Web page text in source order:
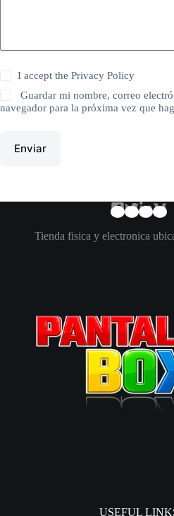
I accept thePrivacy Policy
Guardar mi nombre, correo
navegador para la próxima vez que
Enviar
Tienda fisica y electronica
USEFUL